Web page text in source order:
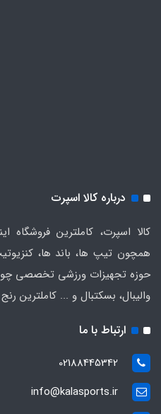
درباره کالا اسپرت
کالا اسپرت، کاملترین
همچون تیپ ها، باند ها،
حوزه تجهیزات ورزشی تخصصی
والیبال، بسکتبال و ... کاملترین
ارتباط با ما
02188445342
info@kalasports.ir